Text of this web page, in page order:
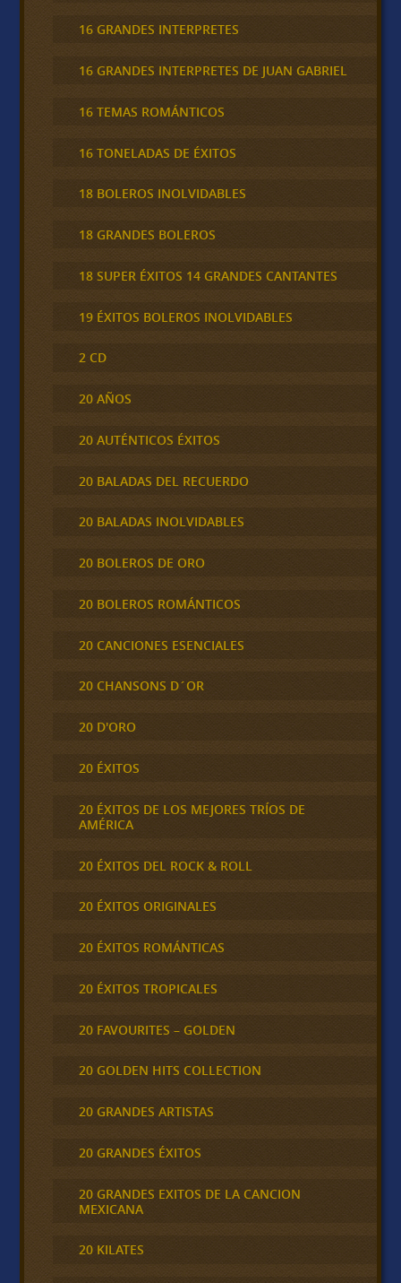
16 GRANDES INTERPRETES
16 GRANDES INTERPRETES DE JUAN GABRIEL
16 TEMAS ROMÁNTICOS
16 TONELADAS DE ÉXITOS
18 BOLEROS INOLVIDABLES
18 GRANDES BOLEROS
18 SUPER ÉXITOS 14 GRANDES CANTANTES
19 ÉXITOS BOLEROS INOLVIDABLES
2 CD
20 AÑOS
20 AUTÉNTICOS ÉXITOS
20 BALADAS DEL RECUERDO
20 BALADAS INOLVIDABLES
20 BOLEROS DE ORO
20 BOLEROS ROMÁNTICOS
20 CANCIONES ESENCIALES
20 CHANSONS D´OR
20 D'ORO
20 ÉXITOS
20 ÉXITOS DE LOS MEJORES TRÍOS DE
AMÉRICA
20 ÉXITOS DEL ROCK & ROLL
20 ÉXITOS ORIGINALES
20 ÉXITOS ROMÁNTICAS
20 ÉXITOS TROPICALES
20 FAVOURITES – GOLDEN
20 GOLDEN HITS COLLECTION
20 GRANDES ARTISTAS
20 GRANDES ÉXITOS
20 GRANDES EXITOS DE LA CANCION
MEXICANA
20 KILATES